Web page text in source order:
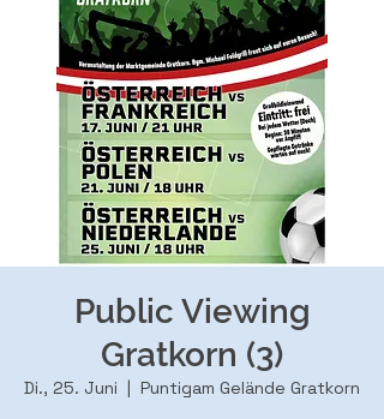
Public Viewing
Gratkorn (3)
Di., 25. Juni
  |
Puntigam Gelände Gratkorn